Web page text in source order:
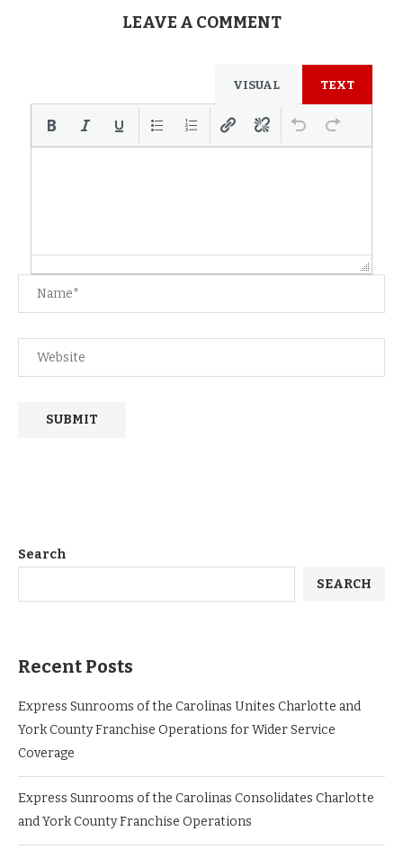
LEAVE A COMMENT
VISUAL TEXT
Search
SEARCH
Recent Posts
Express Sunrooms of the Carolinas Unites Charlotte and
York County Franchise Operations for Wider Service
Coverage
Express Sunrooms of the Carolinas Consolidates Charlotte
and York County Franchise Operations